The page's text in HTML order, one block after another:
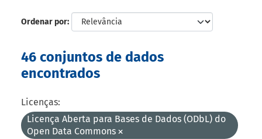
Ordenar por
46 conjuntos de dados
encontrados
Licenças:
Licença Aberta para Bases de Dados (ODbL) do
Open Data Commons